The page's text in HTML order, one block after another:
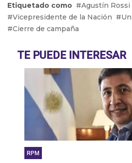
Lic. Eduardo Lavorato: "Que
con sus hijos les genera una
Pablo González: "La situación
Etiquetado como Agustín Rossi
Vicepresidente de la Nación
Cierre de campaña
TE PUEDE INTERESAR
RPM